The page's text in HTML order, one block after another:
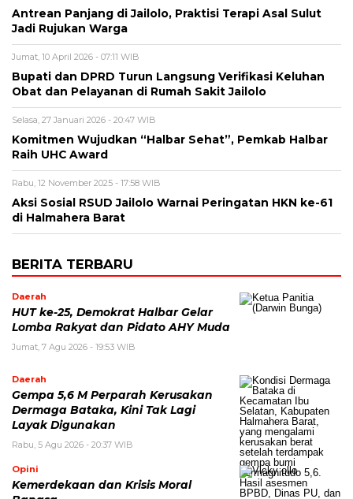
Antrean Panjang di Jailolo, Praktisi Terapi Asal Sulut
Jadi Rujukan Warga
Jumat, 10 April 2026 - 07:11 WIB
Bupati dan DPRD Turun Langsung Verifikasi Keluhan
Obat dan Pelayanan di Rumah Sakit Jailolo
Selasa, 27 Januari 2026 - 20:47 WIB
Komitmen Wujudkan “Halbar Sehat”, Pemkab Halbar
Raih UHC Award
Rabu, 12 November 2025 - 17:58 WIB
Aksi Sosial RSUD Jailolo Warnai Peringatan HKN ke-61
di Halmahera Barat
BERITA TERBARU
Daerah
HUT ke-25, Demokrat Halbar Gelar
Lomba Rakyat dan Pidato AHY Muda
Jumat, 7 Agu 2026 - 19:53 WIB
Daerah
Gempa 5,6 M Perparah Kerusakan
Dermaga Bataka, Kini Tak Lagi
Layak Digunakan
Rabu, 5 Agu 2026 - 20:37 WIB
Opini
Kemerdekaan dan Krisis Moral